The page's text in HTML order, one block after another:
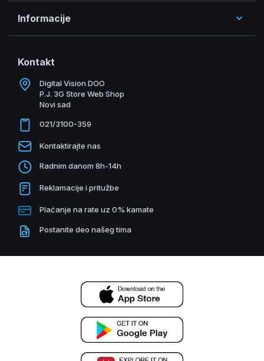
Informacije
Kontakt
Digital Vision DOO
P.J. 3G Store Web Shop
Novi sad
021/3100-359
Kontaktirajte nas
Radnim danom 8h-14h
Reklamacije i pritužbe
Plaćanje na rate uz 0% kamate
Postanite deo našeg tima